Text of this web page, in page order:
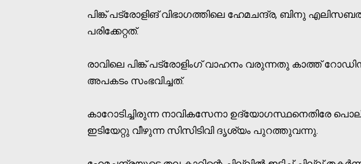
പിങ്ക് പട്രോളിങ് വിഭാഗത്തിലെ ഹേമചന്ദ്ര, ബിനു
പരിക്കേറ്റത്.
രാവിലെ പിങ്ക് പട്രോളിംഗ് വാഹനം വരുന്നതു കാത്ത്
അപകടം സംഭവിച്ചത്.
കാറോടിച്ചിരുന്ന നാവികസേനാ ഉദ്യോഗസ്ഥനെതിരേ
ഇടിയേറ്റു വീഴുന്ന സിസിടിവി ദൃശ്യം പുറത്തുവന്നു.